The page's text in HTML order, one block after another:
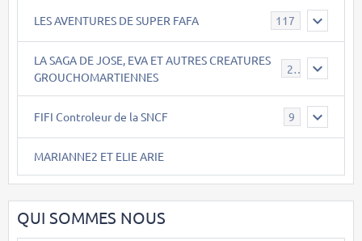
LES AVENTURES DE SUPER FAFA 117
LA SAGA DE JOSE, EVA ET AUTRES CREATURES
GROUCHOMARTIENNES
26
FIFI Controleur de la SNCF 9
MARIANNE2 ET ELIE ARIE
QUI SOMMES NOUS